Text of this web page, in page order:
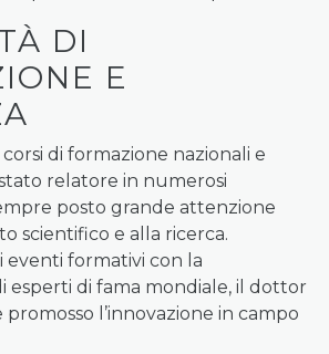
DI
E
di formazione nazionali e
relatore in numerosi
posto grande attenzione
scientifico e alla ricerca.
eventi formativi con la
esperti di fama mondiale, il dottor
promosso l’innovazione in campo